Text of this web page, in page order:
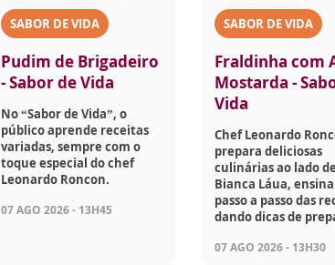
SABOR DE VIDA
Pudim de Brigadeiro
- Sabor de Vida
No “Sabor de Vida”, o
público aprende receitas
variadas, sempre com o
toque especial do chef
Leonardo Roncon.
07 AGO 2026 - 13H45
SABOR DE VIDA
Fraldinha com
Mostarda -
Vida
Chef Leonardo
prepara deliciosas
culinárias ao lado de
Bianca Láua,
passo a passo das
dando dicas de
07 AGO 2026 - 13H30